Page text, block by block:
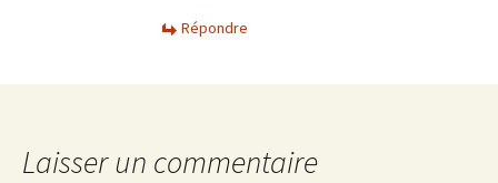
Répondre
Laisser un commentaire